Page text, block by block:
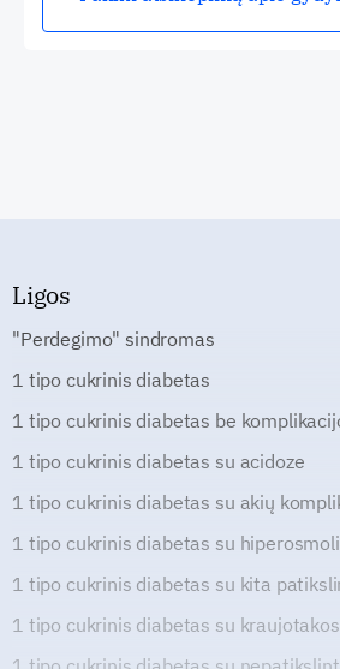
Ligos
"Perdegimo" sindromas
1 tipo cukrinis diabetas
1 tipo cukrinis diabetas be
1 tipo cukrinis diabetas su acidoze
1 tipo cukrinis diabetas su akių
1 tipo cukrinis diabetas su
1 tipo cukrinis diabetas su kita
1 tipo cukrinis diabetas su